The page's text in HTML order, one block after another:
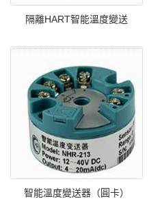
隔離HART智能溫度變送
智能溫度變送器（圓卡）